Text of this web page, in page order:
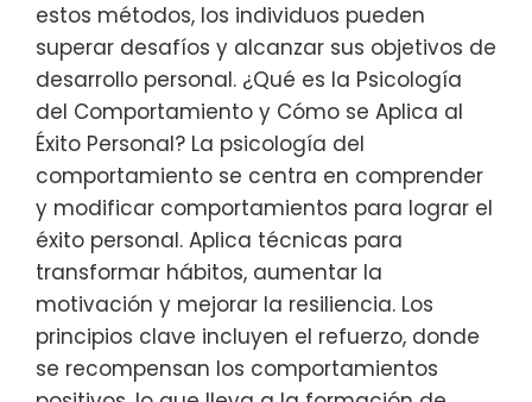
estos métodos, los individuos pueden
superar desafíos y alcanzar sus objetivos de
desarrollo personal. ¿Qué es la Psicología
del Comportamiento y Cómo se Aplica al
Éxito Personal? La psicología del
comportamiento se centra en comprender
y modificar comportamientos para lograr el
éxito personal. Aplica técnicas para
transformar hábitos, aumentar la
motivación y mejorar la resiliencia. Los
principios clave incluyen el refuerzo, donde
se recompensan los comportamientos